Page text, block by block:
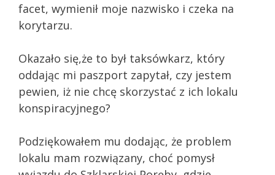
facet, wymienił moje nazwisko i czeka na
korytarzu.
Okazało się,że to był taksówkarz, który
oddając mi paszport zapytał, czy jestem
pewien, iż nie chcę skorzystać z ich lokalu
konspiracyjnego?
Podziękowałem mu dodając, że problem
lokalu mam rozwiązany, choć pomysł